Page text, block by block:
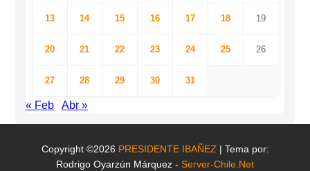
13 14 15 16 17 18 19
20 21 22 23 24 25 26
27 28 29 30 31
« Feb Abr »
Copyright ©2026 PRESIDENTE IBAÑEZ | Tema por:
Rodrigo Oyarzún Márquez - Server-Chile.Net